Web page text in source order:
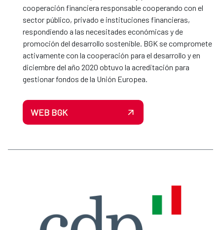
cooperación financiera responsable cooperando con el
sector público, privado e instituciones financieras,
respondiendo a las necesitades económicas y de
promoción del desarrollo sostenible. BGK se compromete
activamente con la cooperación para el desarrollo y en
diciembre del año 2020 obtuvo la acreditación para
gestionar fondos de la Unión Europea.
WEB BGK